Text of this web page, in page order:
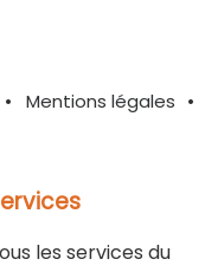
Mentions légales
les services du